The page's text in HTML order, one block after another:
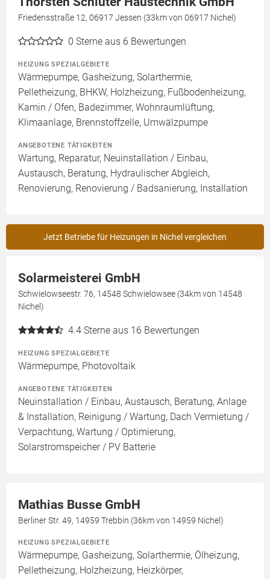
Friedensstraße 12, 06917 Jessen (33km von 06917 Nichel)
0 Sterne aus 6 Bewertungen
HEIZUNG SPEZIALGEBIETE
Wärmepumpe, Gasheizung, Solarthermie,
Pelletheizung, BHKW, Holzheizung, Fußbodenheizung,
Kamin / Ofen, Badezimmer, Wohnraumlüftung,
Klimaanlage, Brennstoffzelle, Umwälzpumpe
ANGEBOTENE TÄTIGKEITEN
Wartung, Reparatur, Neuinstallation / Einbau,
Austausch, Beratung, Hydraulischer Abgleich,
Renovierung, Renovierung / Badsanierung, Installation
Jetzt Betriebe für Heizungen in Nichel vergleichen
Solarmeisterei GmbH
Schwielowseestr. 76, 14548 Schwielowsee (34km von 14548
Nichel)
4.4 Sterne aus 16 Bewertungen
HEIZUNG SPEZIALGEBIETE
Wärmepumpe, Photovoltaik
ANGEBOTENE TÄTIGKEITEN
Neuinstallation / Einbau, Austausch, Beratung, Anlage
& Installation, Reinigung / Wartung, Dach Vermietung /
Verpachtung, Wartung / Optimierung,
Solarstromspeicher / PV Batterie
Mathias Busse GmbH
Berliner Str. 49, 14959 Trebbin (36km von 14959 Nichel)
HEIZUNG SPEZIALGEBIETE
Wärmepumpe, Gasheizung, Solarthermie, Ölheizung,
Pelletheizung, Holzheizung, Heizkörper,